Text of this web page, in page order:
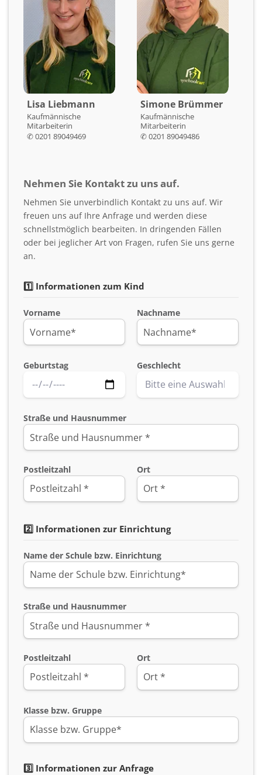
Lisa Liebmann
Kaufmännische
Mitarbeiterin
✆ 0201 89049469
Simone Brümmer
Kaufmännische
Mitarbeiterin
✆ 0201 89049486
Nehmen Sie Kontakt zu uns auf.
Nehmen Sie unverbindlich Kontakt zu uns auf. Wir
freuen uns auf Ihre Anfrage und werden diese
schnellstmöglich bearbeiten. In dringenden Fällen
oder bei jeglicher Art von Fragen, rufen Sie uns gerne
an.
1️⃣ Informationen zum Kind
Vorname Nachname
Geburtstag Geschlecht
Straße und Hausnummer
Postleitzahl Ort
2️⃣ Informationen zur Einrichtung
Name der Schule bzw. Einrichtung
Straße und Hausnummer
Postleitzahl Ort
Klasse bzw. Gruppe
3️⃣ Informationen zur Anfrage